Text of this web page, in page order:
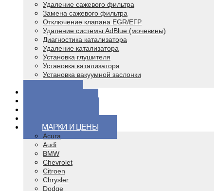
Удаление сажевого фильтра
Замена сажевого фильтра
Отключение клапана EGR/ЕГР
Удаление системы AdBlue (мочевины)
Диагностика катализатора
Удаление катализатора
Установка глушителя
Установка катализатора
Установка вакуумной заслонки
МАРКИ И ЦЕНЫ
Acura
Audi
BMW
Chevrolet
Citroen
Chrysler
Dodge